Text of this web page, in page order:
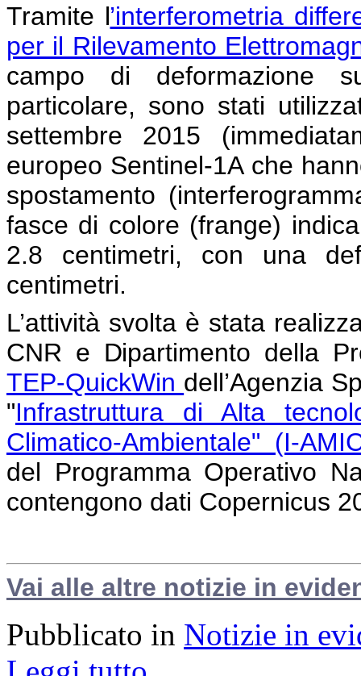
Tramite l’interferometria
per il Rilevamento
campo di deformazione
particolare, sono stati
settembre 2015
europeo Sentinel-1A che
spostamento
fasce di colore (frange)
2.8 centimetri, con una
centimetri.
L’attività svolta è stata
CNR e Dipartimento della
TEP-QuickWin dell’Agenzia
"Infrastruttura di Alta
Climatico-Ambientale" (I-
del Programma Operativo
contengono dati Copernicus
Vai alle altre notizie in
Pubblicato in Notizie in